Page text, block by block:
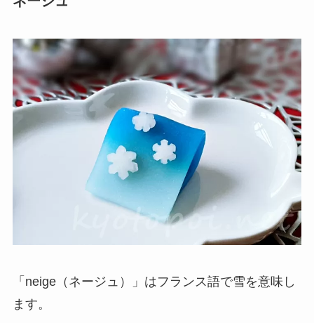
「neige（ネージュ）」はフランス語で雪を意味し
ます。